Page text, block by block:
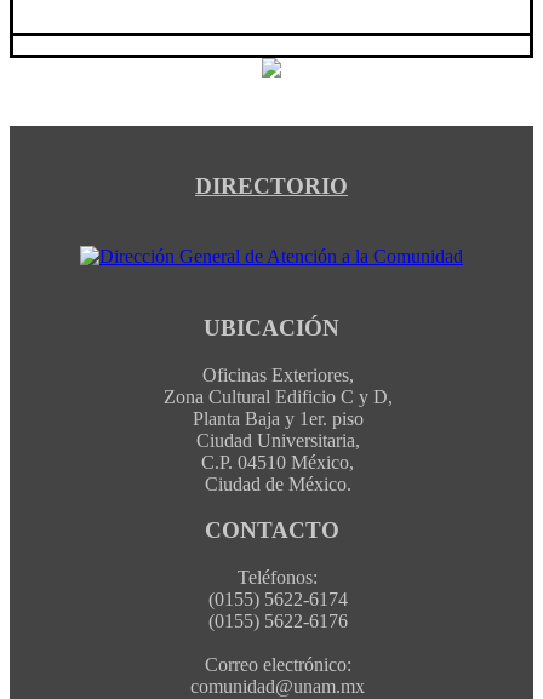
DIRECTORIO
UBICACIÓN
Oficinas Exteriores,
Zona Cultural Edificio C y D,
Planta Baja y 1er. piso
Ciudad Universitaria,
C.P. 04510 México,
Ciudad de México.
CONTACTO
Teléfonos:
(0155) 5622-6174
(0155) 5622-6176
Correo electrónico:
comunidad@unam.mx